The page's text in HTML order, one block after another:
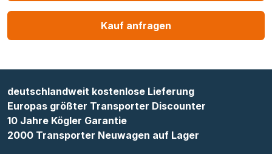
Kauf anfragen
deutschlandweit kostenlose Lieferung
Europas größter Transporter Discounter
10 Jahre Kögler Garantie
2000 Transporter Neuwagen auf Lager